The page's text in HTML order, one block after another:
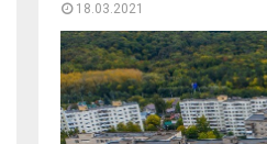
18.03.2021